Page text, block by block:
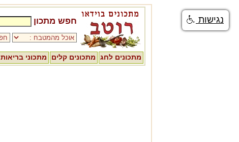
חפש מתכון
מתכונים לחג מתכונים קלים מתכוני בריאות
נגישות